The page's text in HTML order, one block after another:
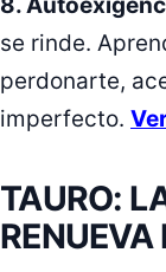
se rinde.
perdonarte,
imperfecto.
TAURO:
RENUEVA